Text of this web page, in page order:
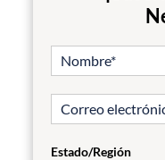
Estado/Región